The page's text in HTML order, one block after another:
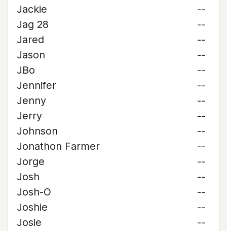
Jackie
--
Jag 28
--
Jared
--
Jason
--
JBo
--
Jennifer
--
Jenny
--
Jerry
--
Johnson
--
Jonathon Farmer
--
Jorge
--
Josh
--
Josh-O
--
Joshie
--
Josie
--